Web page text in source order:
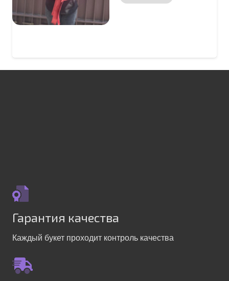
Гарантия качества
Каждый букет проходит контроль качества